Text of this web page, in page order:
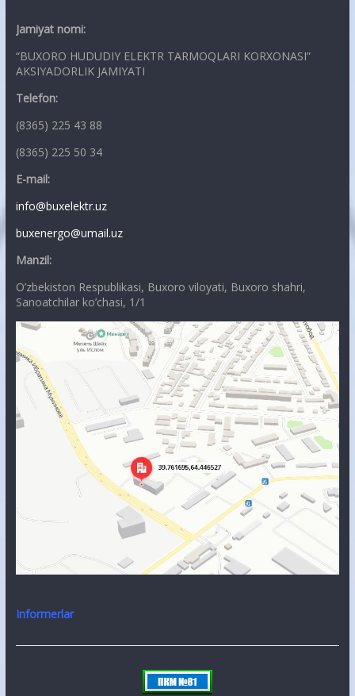
Jamiyat nomi:
“BUXORO HUDUDIY ELEKTR TARMOQLARI KORXONASI”
AKSIYADORLIK JAMIYATI
Telefon:
(8365) 225 43 88
(8365) 225 50 34
E-mail:
info@buxelektr.uz
buxenergo@umail.uz
Manzil:
O’zbekiston Respublikasi, Buxoro viloyati, Buxoro shahri,
Sanoatchilar ko’chasi, 1/1
Informerlar